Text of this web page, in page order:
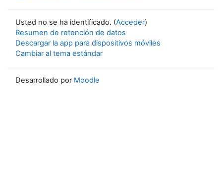
Usted no se ha identificado. (Acceder)
Resumen de retención de datos
Descargar la app para dispositivos móviles
Cambiar al tema estándar
Desarrollado por Moodle